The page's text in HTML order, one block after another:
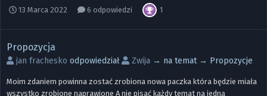
13 Marca 2022 6 odpowiedzi 1
Propozycja
jan frachesko odpowiedział Zwija→ na temat → Propozycje
Moim zdaniem powinna zostać zrobiona nowa paczka która będzie miała
wszystko zrobione naprawione A nie pisać każdy temat na jedną